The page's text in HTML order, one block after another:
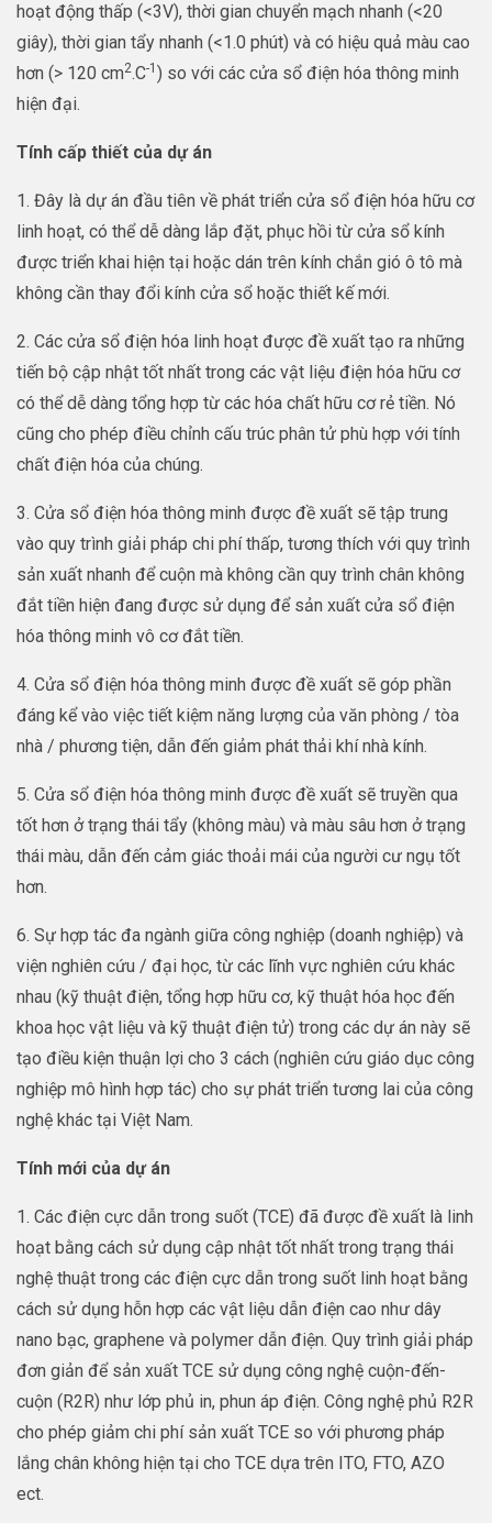
hoạt động thấp (<3V), thời gian chuyển mạch nhanh (<20
giây), thời gian tẩy nhanh (<1.0 phút) và có hiệu quả màu cao
hơn (> 120 cm2.C-1 ) so với các cửa sổ điện hóa thông minh
hiện đại.
Tính cấp thiết của dự án
1. Đây là dự án đầu tiên về phát triển cửa sổ điện hóa hữu cơ
linh hoạt, có thể dễ dàng lắp đặt, phục hồi từ cửa sổ kính
được triển khai hiện tại hoặc dán trên kính chắn gió ô tô mà
không cần thay đổi kính cửa sổ hoặc thiết kế mới.
2. Các cửa sổ điện hóa linh hoạt được đề xuất tạo ra những
tiến bộ cập nhật tốt nhất trong các vật liệu điện hóa hữu cơ
có thể dễ dàng tổng hợp từ các hóa chất hữu cơ rẻ tiền. Nó
cũng cho phép điều chỉnh cấu trúc phân tử phù hợp với tính
chất điện hóa của chúng.
3. Cửa sổ điện hóa thông minh được đề xuất sẽ tập trung
vào quy trình giải pháp chi phí thấp, tương thích với quy trình
sản xuất nhanh để cuộn mà không cần quy trình chân không
đắt tiền hiện đang được sử dụng để sản xuất cửa sổ điện
hóa thông minh vô cơ đắt tiền.
4. Cửa sổ điện hóa thông minh được đề xuất sẽ góp phần
đáng kể vào việc tiết kiệm năng lượng của văn phòng / tòa
nhà / phương tiện, dẫn đến giảm phát thải khí nhà kính.
5. Cửa sổ điện hóa thông minh được đề xuất sẽ truyền qua
tốt hơn ở trạng thái tẩy (không màu) và màu sâu hơn ở trạng
thái màu, dẫn đến cảm giác thoải mái của người cư ngụ tốt
hơn.
6. Sự hợp tác đa ngành giữa công nghiệp (doanh nghiệp) và
viện nghiên cứu / đại học, từ các lĩnh vực nghiên cứu khác
nhau (kỹ thuật điện, tổng hợp hữu cơ, kỹ thuật hóa học đến
khoa học vật liệu và kỹ thuật điện tử) trong các dự án này sẽ
tạo điều kiện thuận lợi cho 3 cách (nghiên cứu giáo dục công
nghiệp mô hình hợp tác) cho sự phát triển tương lai của công
nghệ khác tại Việt Nam.
Tính mới của dự án
1. Các điện cực dẫn trong suốt (TCE) đã được đề xuất là linh
hoạt bằng cách sử dụng cập nhật tốt nhất trong trạng thái
nghệ thuật trong các điện cực dẫn trong suốt linh hoạt bằng
cách sử dụng hỗn hợp các vật liệu dẫn điện cao như dây
nano bạc, graphene và polymer dẫn điện. Quy trình giải pháp
đơn giản để sản xuất TCE sử dụng công nghệ cuộn-đến-
cuộn (R2R) như lớp phủ in, phun áp điện. Công nghệ phủ R2R
cho phép giảm chi phí sản xuất TCE so với phương pháp
lắng chân không hiện tại cho TCE dựa trên ITO, FTO, AZO
ect.